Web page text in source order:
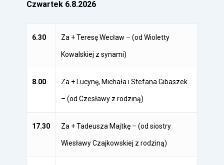
Czwartek 6.8.2026
6.30 Za + Teresę Wecław – (od Wioletty
Kowalskiej z synami)
8.00 Za + Lucynę, Michała i Stefana Gibaszek
– (od Czesławy z rodziną)
17.30 Za + Tadeusza Majtkę – (od siostry
Wiesławy Czajkowskiej z rodziną)